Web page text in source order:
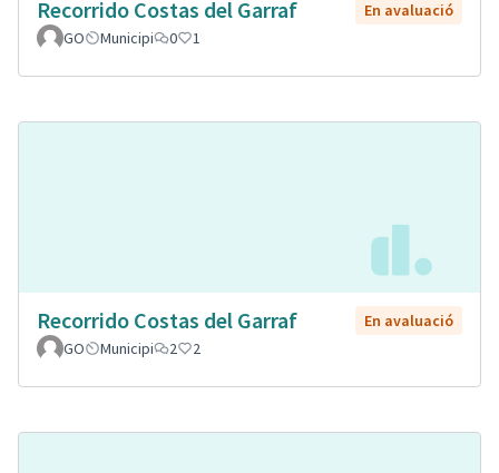
Recorrido Costas del Garraf
En avaluació
GO
Municipi 0 1
Recorrido Costas del Garraf
En avaluació
GO
Municipi 2 2